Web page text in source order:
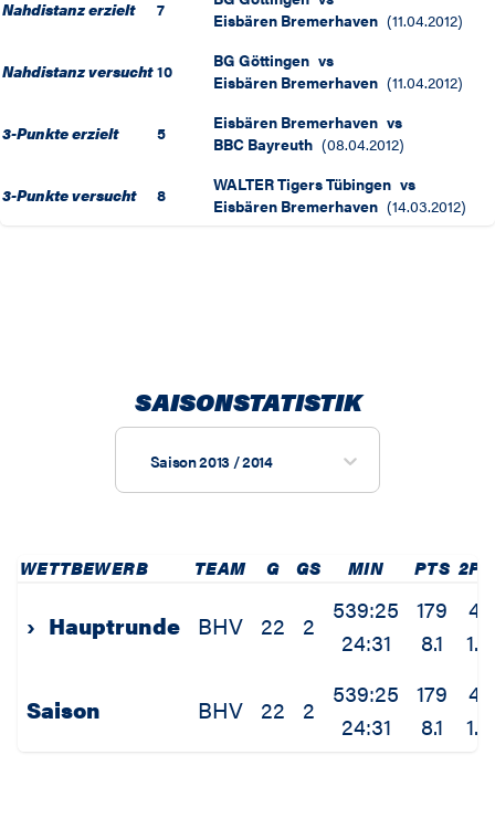
Nahdistanz erzielt 7
Eisbären Bremerhaven (11.04.2012)
Nahdistanz versucht 10 BG Göttingen vs
Eisbären Bremerhaven (11.04.2012)
3-Punkte erzielt 5 Eisbären Bremerhaven vs
BBC Bayreuth (08.04.2012)
3-Punkte versucht 8 WALTER Tigers Tübingen vs
Eisbären Bremerhaven (14.03.2012)
SAISONSTATISTIK
Saison 2013 / 2014
WETTBEWERB TEAM G GS MIN PTS
› Hauptrunde BHV 22 2
539:25
24:31
179
8.1
41
1.9
Saison BHV 22 2
539:25
24:31
179
8.1
41
1.9